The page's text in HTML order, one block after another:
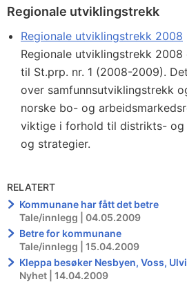
Regionale utviklingstrekk
Regionale utviklingstrekk 2008
Regionale utviklingstrekk
til St.prp. nr. 1 (2008-2009).
over samfunnsutviklingstrekk
norske bo- og
viktige i forhold til distrikts- og
og strategier.
RELATERT
Kommunane har fått det betre
Tale/innlegg | 04.05.2009
Betre for kommunane
Tale/innlegg | 15.04.2009
Kleppa besøker Nesbyen, Voss,
Nyhet | 14.04.2009